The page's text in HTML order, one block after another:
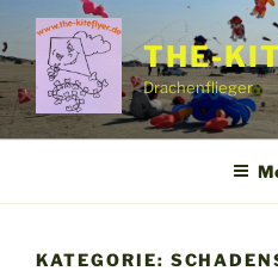
Zum
Inhalt
springen
THE-
Drachenflieger
KATEGORIE: